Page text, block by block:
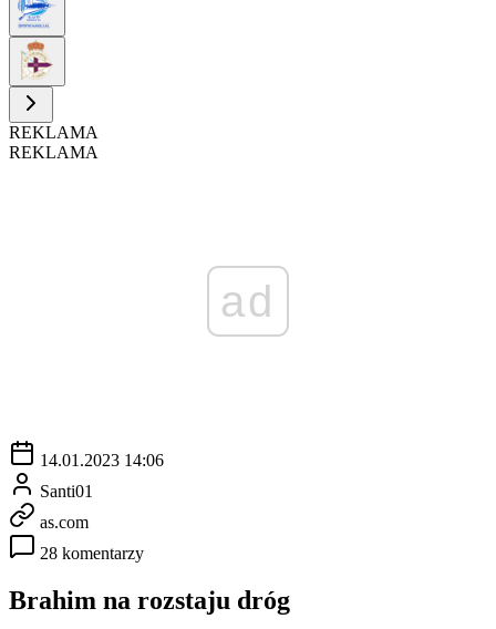
REKLAMA
REKLAMA
ad
14.01.2023 14:06
Santi01
as.com
28 komentarzy
Brahim na rozstaju dróg